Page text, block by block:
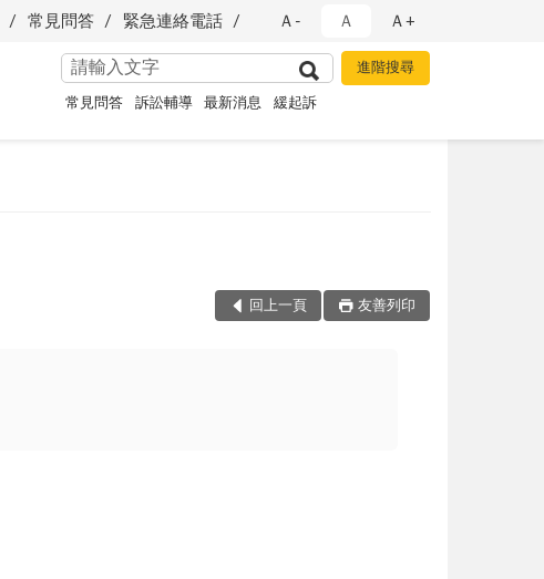
常見問答 緊急連絡電話 Ａ- Ａ Ａ+
常見問答 訴訟輔導 最新消息 緩起訴
回上一頁 友善列印